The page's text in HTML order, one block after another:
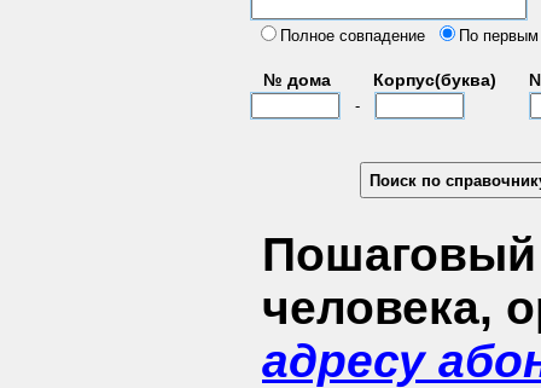
Полное совпадение
По
№ дома Корпус(буква)
-
Пошаговый
человека,
адресу